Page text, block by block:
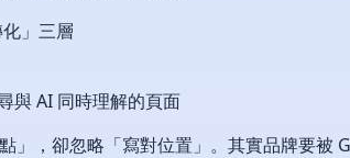
」三層
與 AI 同時理解的頁面
」，卻忽略「寫對位置」。其實品牌要